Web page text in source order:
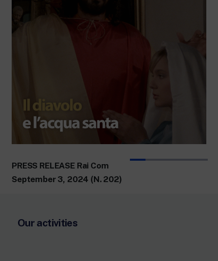
PRESS RELEASE Rai Com
September 3, 2024 (N. 202)
Our activities